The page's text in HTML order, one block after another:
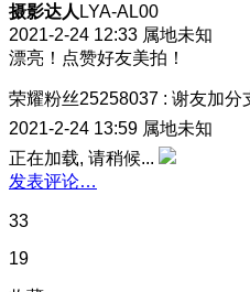
摄影达人 LYA-AL00
2021-2-24 12:33 属地未知
漂亮！点赞好友美拍！
荣耀粉丝25258037 : 谢友加分
2021-2-24 13:59 属地未知
正在加载, 请稍候...
发表评论…
33
19